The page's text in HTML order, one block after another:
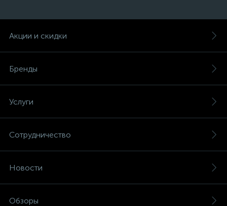
Акции и скидки
Бренды
Услуги
Сотрудничество
Новости
Обзоры